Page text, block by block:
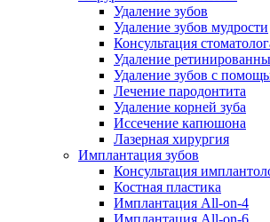
Удаление зубов
Удаление зубов мудрости
Консультация
Удаление
Удаление зубов с
Лечение пародонтита
Удаление корней зуба
Иссечение капюшона
Лазерная хирургия
Имплантация зубов
Консультация
Костная пластика
Имплантация All-on-4
Имплантация All-on-6